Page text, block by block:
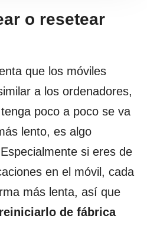
o resetear
que los móviles
a los ordenadores,
poco a poco se va
lento, es algo
si eres de
en el móvil, cada
más lenta, así que
de fábrica